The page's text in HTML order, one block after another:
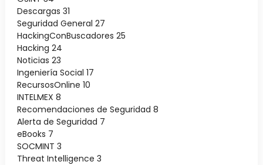
Descargas 31
Seguridad General 27
HackingConBuscadores 25
Hacking 24
Noticias 23
Ingeniería Social 17
RecursosOnline 10
INTELMEX 8
Recomendaciones de Seguridad 8
Alerta de Seguridad 7
eBooks 7
SOCMINT 3
Threat Intelligence 3